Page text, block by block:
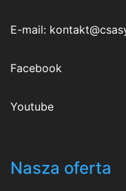
E-mail:
Facebook
Youtube
Nasza oferta